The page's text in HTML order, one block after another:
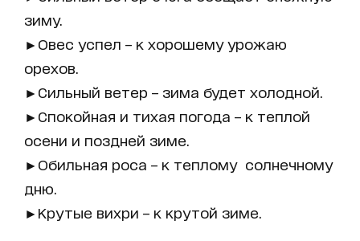
зиму.
►Овес успел – к хорошему урожаю
орехов.
►Сильный ветер – зима будет холодной.
►Спокойная и тихая погода – к теплой
осени и поздней зиме.
►Обильная роса – к теплому солнечному
дню.
►Крутые вихри – к крутой зиме.